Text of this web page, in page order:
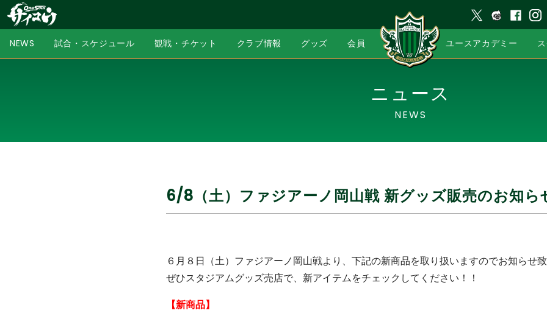
NEWS 試合・スケジュール 観戦・チケット クラブ情報 グッズ 会員 ユースアカデミー
ニュース
NEWS
6/8（土）ファジアーノ岡山戦 新グッズ販売のお知ら
６月８日（土）ファジアーノ岡山戦より、下記の新商品を取り扱いますのでお知らせ致
ぜひスタジアムグッズ売店で、新アイテムをチェックしてください！！
【新商品】